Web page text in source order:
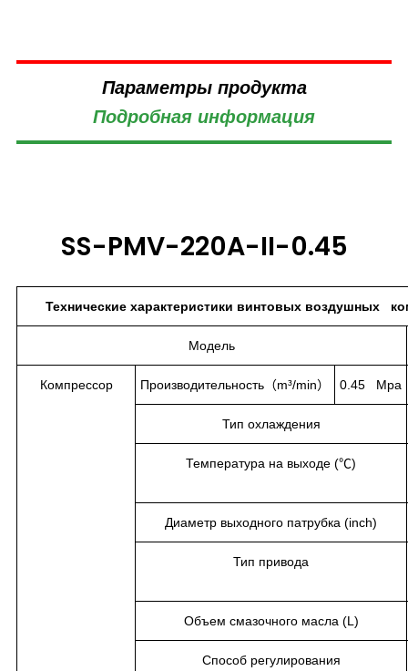
Параметры продукта
Подробная информация
SS-PMV-220A-II-0.45
Технические характеристики винтовых воздушных
Модель
Компрессор Производительность（m³/min） 0.45 Mpa
Тип охлаждения
Температура на выходе (℃)
Диаметр выходного патрубка (inch)
Тип привода
Объем смазочного масла (L)
Способ регулирования